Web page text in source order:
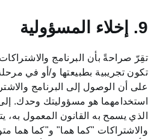
9. إخلاء المسؤولية
تقِرّ صراحةً بأن البرنامج
تكون تجريبية بطبيعتها و/أو في
على أن الوصول إلى البرنامج
استخدامهما هو مسؤوليتك وحدك.
الذي يسمح به القانون المعمول به،
والاشتراكات "كما هما" و"كما هما